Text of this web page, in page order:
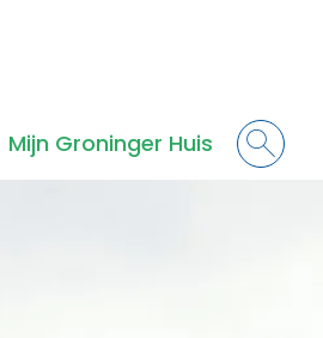
Mijn Groninger Huis